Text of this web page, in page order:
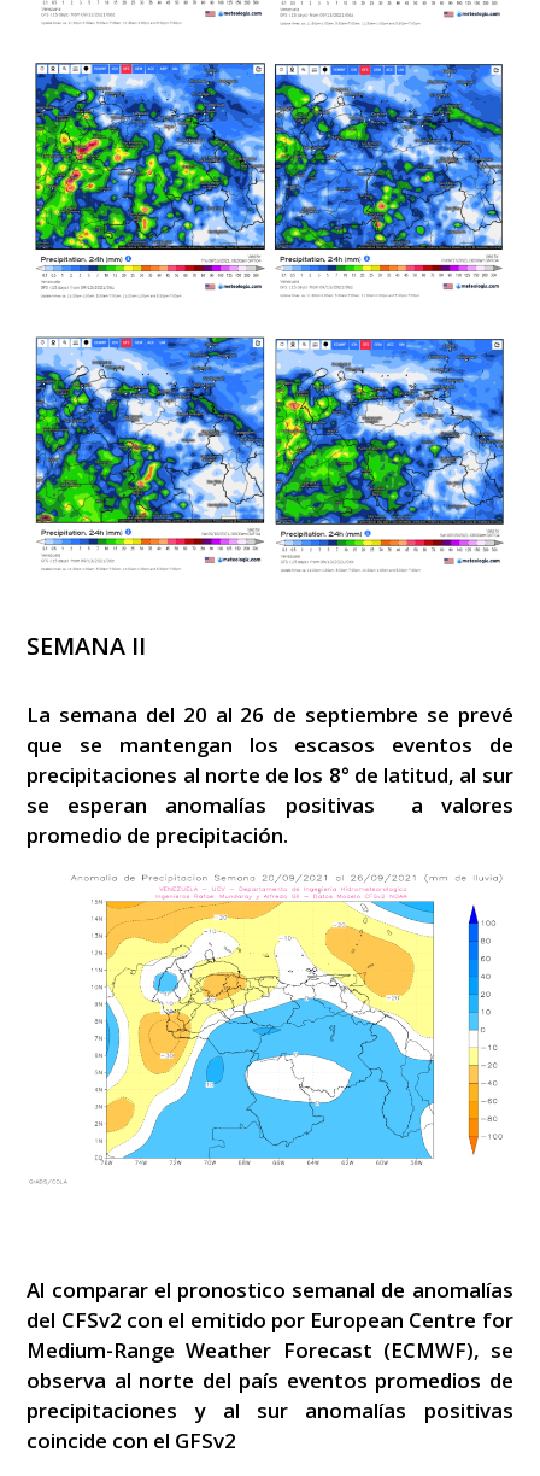
SEMANA II
La semana del 20 al 26 de septiembre se prevé
que se mantengan los escasos eventos de
precipitaciones al norte de los 8° de latitud, al sur
se esperan anomalías positivas a valores
promedio de precipitación.
Al comparar el pronostico semanal de anomalías
del CFSv2 con el emitido por European Centre for
Medium-Range Weather Forecast (ECMWF), se
observa al norte del país eventos promedios de
precipitaciones y al sur anomalías positivas
coincide con el GFSv2